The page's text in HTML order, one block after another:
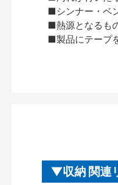
■シンナー・ベ
■熱源となるも
■製品にテープ
収納 関連